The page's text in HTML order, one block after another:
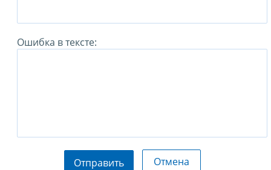
Ошибка в тексте:
Отправить Отмена